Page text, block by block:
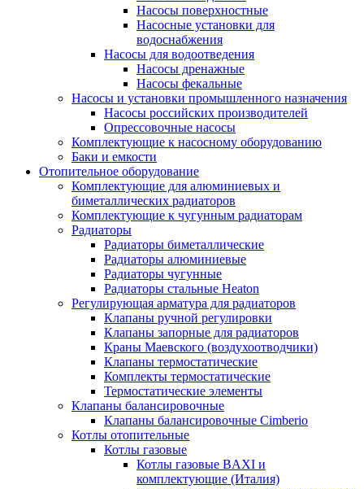
Насосы поверхностные
Насосные установки для
водоснабжения
Насосы для водоотведения
Насосы дренажные
Насосы фекальные
Насосы и установки промышленного назначения
Насосы российских производителей
Опрессовочные насосы
Комплектующие к насосному оборудованию
Баки и емкости
Отопительное оборудование
Комплектующие для алюминиевых и
биметаллических радиаторов
Комплектующие к чугунным радиаторам
Радиаторы
Радиаторы биметаллические
Радиаторы алюминиевые
Радиаторы чугунные
Радиаторы стальные Heaton
Регулирующая арматура для радиаторов
Клапаны ручной регулировки
Клапаны запорные для радиаторов
Краны Маевского (воздухоотводчики)
Клапаны термостатические
Комплекты термостатические
Термостатические элементы
Клапаны балансировочные
Клапаны балансировочные Cimberio
Котлы отопительные
Котлы газовые
Котлы газовые BAXI и
комплектующие (Италия)